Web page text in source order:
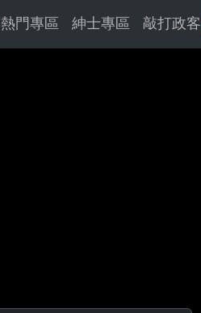
熱門專區 紳士專區 敲打政客